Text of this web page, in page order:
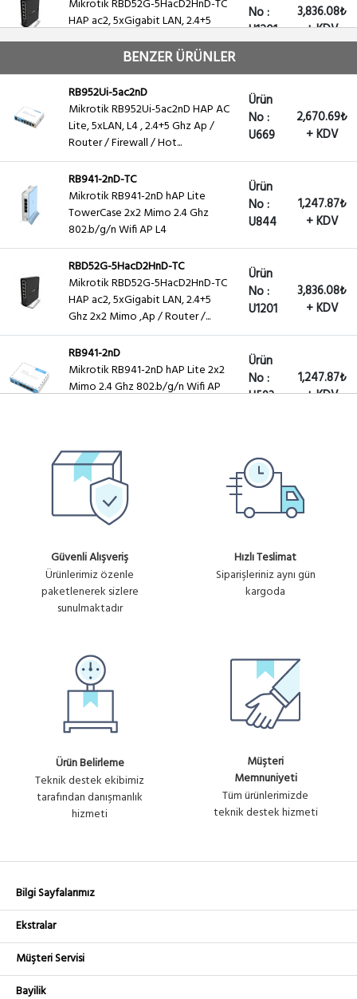
Mikrotik RBD52G-5HacD2HnD-TC
HAP ac2, 5xGigabit LAN, 2.4+5
Ghz 2x2 Mimo ,Ap / Router /...
No :
U1201
3,836.08₺
+ KDV
RB941-2nD
Mikrotik RB941-2nD hAP Lite 2x2
Mimo 2.4 Ghz 802.b/g/n Wifi AP
L4
No :
U593
+ KDV
RB952Ui-5ac2nD-TC
Mikrotik RB952Ui-5ac2nD-TC HAP
AC Lite TOWER CASE, 5xLAN, L4 ,
2.4+5 Ghz Ap / Router / ...
No :
U768
+ KDV
BENZER ÜRÜNLER
RB952Ui-5ac2nD
Mikrotik RB952Ui-5ac2nD HAP AC
Lite, 5xLAN, L4 , 2.4+5 Ghz Ap /
Router / Firewall / Hot...
Ürün
No :
U669
2,670.69₺
+ KDV
RB941-2nD-TC
Mikrotik RB941-2nD hAP Lite
TowerCase 2x2 Mimo 2.4 Ghz
802.b/g/n Wifi AP L4
Ürün
No :
U844
1,247.87₺
+ KDV
RBD52G-5HacD2HnD-TC
Mikrotik RBD52G-5HacD2HnD-TC
HAP ac2, 5xGigabit LAN, 2.4+5
Ghz 2x2 Mimo ,Ap / Router /...
Ürün
No :
U1201
3,836.08₺
+ KDV
RB941-2nD
Mikrotik RB941-2nD hAP Lite 2x2
Mimo 2.4 Ghz 802.b/g/n Wifi AP
Ürün
No :
U593
1,247.87₺
+ KDV
Mikrotik RB952Ui-5ac2nD-TC HAP
AC Lite TOWER CASE, 5xLAN, L4 ,
2.4+5 Ghz Ap / Router / ...
No :
U768
Güvenli Alışveriş
Ürünlerimiz özenle
paketlenerek sizlere
sunulmaktadır
Hızlı Teslimat
Siparişleriniz aynı gün
kargoda
Ürün Belirleme
Teknik destek ekibimiz
tarafından danışmanlık
hizmeti
Müşteri
Memnuniyeti
Tüm ürünlerimizde
teknik destek hizmeti
Bilgi Sayfalarımız
Ekstralar
Müşteri Servisi
Bayilik